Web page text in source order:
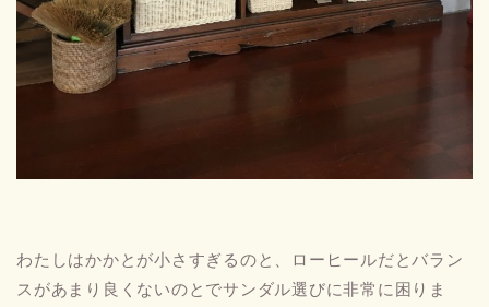
わたしはかかとが小さすぎるのと、ローヒールだとバラン
スがあまり良くないのとでサンダル選びに非常に困りま